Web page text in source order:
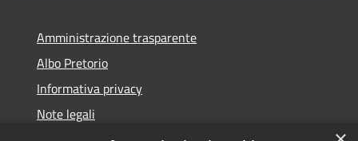
Amministrazione trasparente
Albo Pretorio
Informativa privacy
Note legali